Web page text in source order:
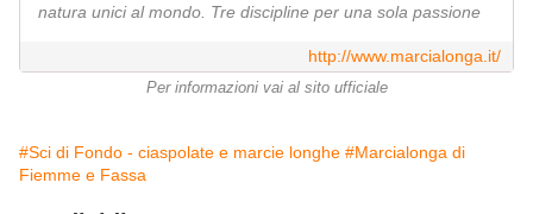
natura unici al mondo. Tre discipline per una sola passione
http://www.marcialonga.it/
Per informazioni vai al sito ufficiale
#Sci di Fondo - ciaspolate e marcie longhe #Marcialonga di
Fiemme e Fassa